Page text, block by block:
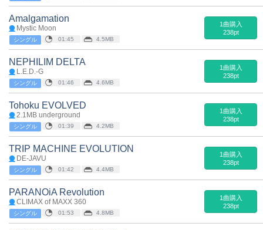
Amalgamation
Mystic Moon
シングル 01:45 4.5MB
1曲購入
238pt
NEPHILIM DELTA
L.E.D.-G
シングル 01:46 4.6MB
1曲購入
238pt
Tohoku EVOLVED
2.1MB underground
シングル 01:39 4.2MB
1曲購入
238pt
TRIP MACHINE EVOLUTION
DE-JAVU
シングル 01:42 4.4MB
1曲購入
238pt
PARANOiA Revolution
CLIMAX of MAXX 360
シングル 01:53 4.8MB
1曲購入
238pt